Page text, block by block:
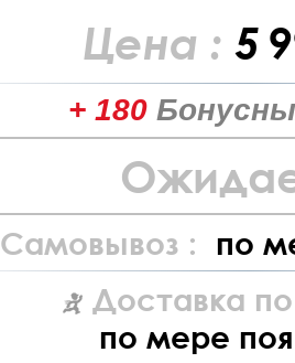
Цена : 5
+ 180
Самовывоз : по
Доставка
по мере